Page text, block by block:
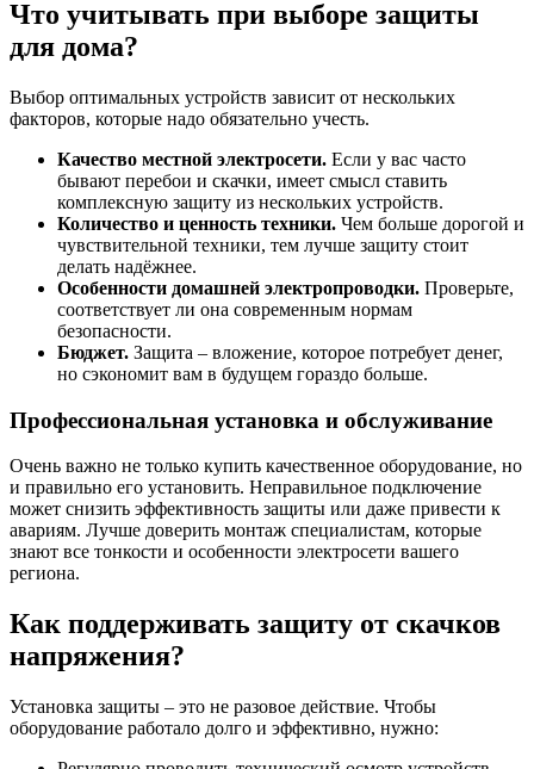
Что учитывать при выборе защиты
для дома?
Выбор оптимальных устройств зависит от нескольких
факторов, которые надо обязательно учесть.
Качество местной электросети. Если у вас часто
бывают перебои и скачки, имеет смысл ставить
комплексную защиту из нескольких устройств.
Количество и ценность техники. Чем больше дорогой и
чувствительной техники, тем лучше защиту стоит
делать надёжнее.
Особенности домашней электропроводки. Проверьте,
соответствует ли она современным нормам
безопасности.
Бюджет. Защита – вложение, которое потребует денег,
но сэкономит вам в будущем гораздо больше.
Профессиональная установка и обслуживание
Очень важно не только купить качественное оборудование, но
и правильно его установить. Неправильное подключение
может снизить эффективность защиты или даже привести к
авариям. Лучше доверить монтаж специалистам, которые
знают все тонкости и особенности электросети вашего
региона.
Как поддерживать защиту от скачков
напряжения?
Установка защиты – это не разовое действие. Чтобы
оборудование работало долго и эффективно, нужно: